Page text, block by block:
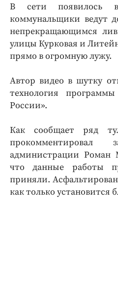
В сети появилось
коммунальщики ведут
непрекращающимся
улицы Курковая и
прямо в огромную лужу.
Автор видео в шутку
технология
России».
Как сообщает ряд
прокомментировал
администрации Роман
что данные работы
приняли.
как только установится